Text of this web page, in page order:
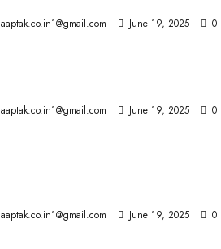
aaptak.co.in1@gmail.com June 19, 2025 0
aaptak.co.in1@gmail.com June 19, 2025 0
aaptak.co.in1@gmail.com June 19, 2025 0